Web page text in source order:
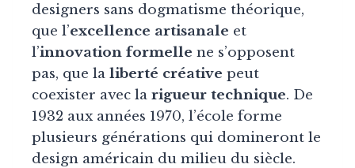
designers sans dogmatisme théorique,
que l’excellence artisanale et
l’innovation formelle ne s’opposent
pas, que la liberté créative peut
coexister avec la rigueur technique. De
1932 aux années 1970, l’école forme
plusieurs générations qui domineront le
design américain du milieu du siècle.